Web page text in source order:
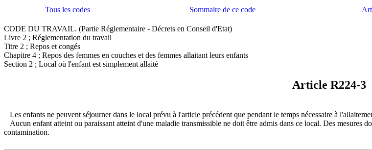
Tous les codes Sommaire de ce code
CODE DU TRAVAIL. (Partie Réglementaire - Décrets en Conseil d'Etat)
Livre 2 ; Réglementation du travail
Titre 2 ; Repos et congés
Chapitre 4 ; Repos des femmes en couches et des femmes allaitant leurs enfants
Section 2 ; Local où l'enfant est simplement allaité
Article R224-3
Les enfants ne peuvent séjourner dans le local prévu à l'article précédent que pendant le temps nécessaire à
Aucun enfant atteint ou paraissant atteint d'une maladie transmissible ne doit être admis dans ce local. Des mesures
contamination.